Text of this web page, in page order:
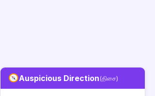
Auspicious Direction(திசை)